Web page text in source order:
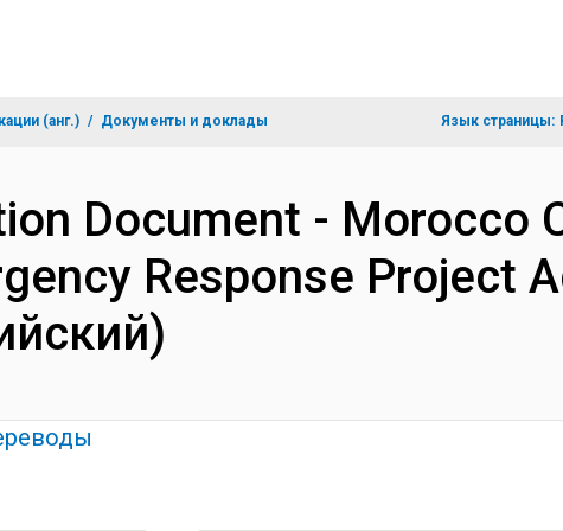
(анг.) Документы и доклады Язык страницы:
Document - Morocco
Response Project